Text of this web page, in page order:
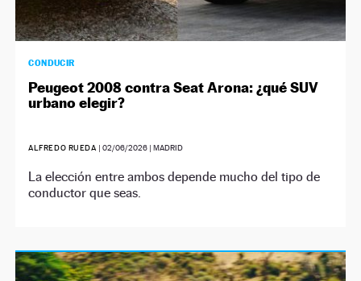
CONDUCIR
Peugeot 2008 contra Seat Arona: ¿qué SUV
urbano elegir?
ALFREDO RUEDA |02/06/2026 | MADRID
La elección entre ambos depende mucho del tipo de
conductor que seas.